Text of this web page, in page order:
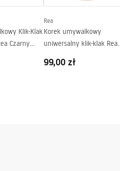
Klik-Klak
Rea
Korek umywalkowy
uniwersalny klik-klak Rea
99,00 zł